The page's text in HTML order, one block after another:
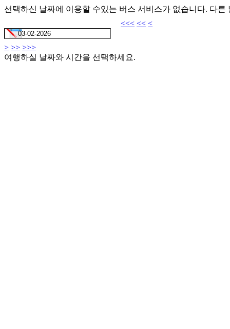
선택하신 날짜에 이용할 수있는 버스 서비스가 없습니다. 다
<<< << <
> >> >>>
여행하실 날짜와 시간을 선택하세요.